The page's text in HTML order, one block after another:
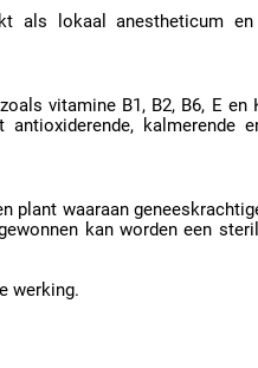
als lokaal anestheticum
vitamine B1, B2, B6, E en
kalmerende
plant waaraan
kan worden een
werking.